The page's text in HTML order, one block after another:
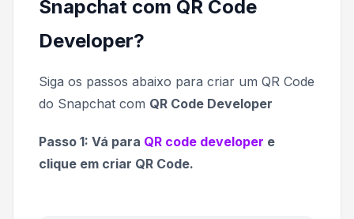
Snapchat com QR Code
Developer?
Siga os passos abaixo para criar um QR Code
do Snapchat com QR Code Developer
Passo 1: Vá para QR code developer e
clique em criar QR Code.